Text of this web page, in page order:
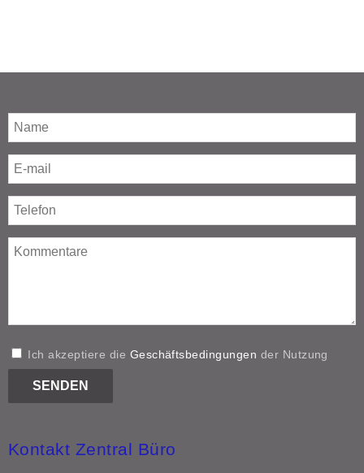
Ich akzeptiere die Geschäftsbedingungen der Nutzung
Kontakt Zentral Büro